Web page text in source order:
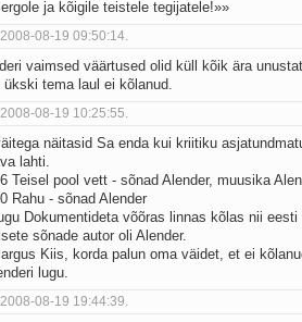
ja kõigile teistele tegijatele!»»
08-19 09:50:14.
vaimsed väärtused olid küll kõik ära
tema laul ei kõlanud.
08-19 10:25:55.
näitasid Sa enda kui kriitiku
lahti.
Teisel pool vett - sõnad Alender, muusika
Rahu - sõnad Alender
Dokumentideta võõras linnas kõlas nii
sõnade autor oli Alender.
Kiis, korda palun oma väidet, et ei
lugu.
08-19 19:44:39.